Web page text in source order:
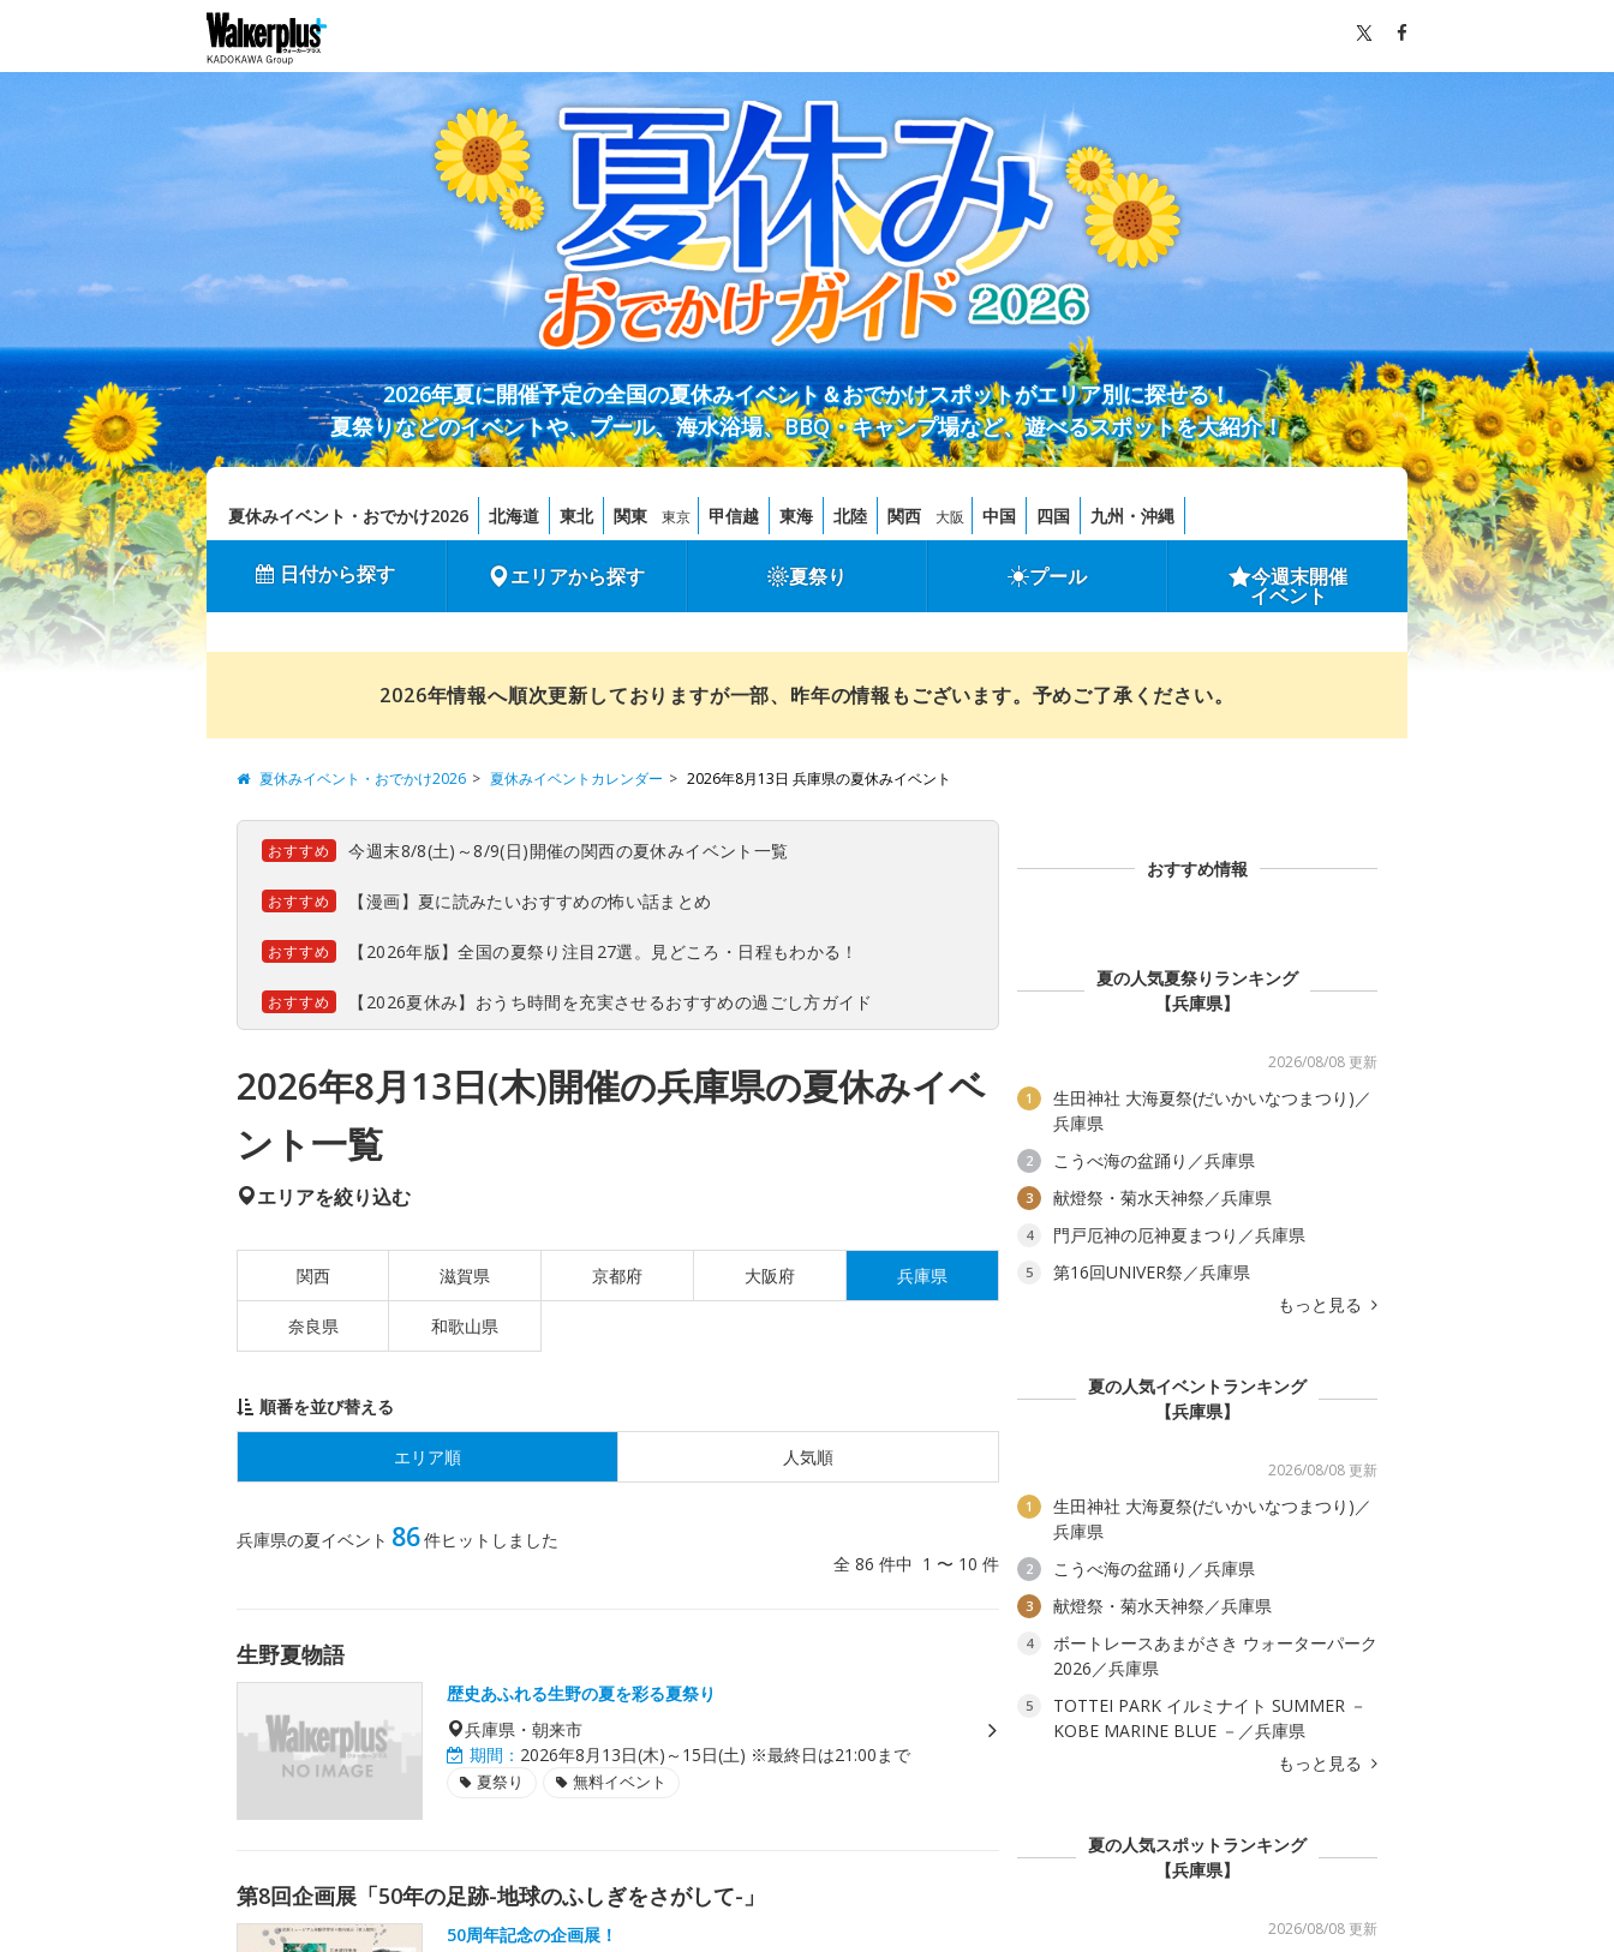
2026年夏に開催予定の全国の夏休みイベント＆おでかけスポットがエリア別に探せる！
夏祭りなどのイベントや、プール、海水浴場、BBQ・キャンプ場など、遊べるスポットを大紹介！
夏休みイベント・おでかけ2026 北海道 東北 関東 東京 甲信越 東海 北陸 関西 大阪 中国 四国 九州・沖縄
日付から探す エリアから探す 夏祭り プール 今週末開催
イベント
2026年情報へ順次更新しておりますが一部、昨年の情報もございます。予めご了承ください。
夏休みイベント・おでかけ2026 夏休みイベントカレンダー 2026年8月13日 兵庫県の夏休みイベント
おすすめ 今週末8/8(土)～8/9(日)開催の関西の夏休みイベント一覧
おすすめ 【漫画】夏に読みたいおすすめの怖い話まとめ
おすすめ 【2026年版】全国の夏祭り注目27選。見どころ・日程もわかる！
おすすめ 【2026夏休み】おうち時間を充実させるおすすめの過ごし方ガイド
2026年8月13日(木)開催の兵庫県の夏休みイベ
ント一覧
エリアを絞り込む
関西 滋賀県 京都府 大阪府 兵庫県
奈良県 和歌山県
順番を並び替える
エリア順 人気順
兵庫県の夏イベント 86件ヒットしました
全 86 件中 1 〜 10 件
生野夏物語
歴史あふれる生野の夏を彩る夏祭り
兵庫県・朝来市
期間： 2026年8月13日(木)～15日(土) ※最終日は21:00まで
夏祭り 無料イベント
第8回企画展「50年の足跡-地球のふしぎをさがして-」
50周年記念の企画展！
おすすめ情報
夏の人気夏祭りランキング
【兵庫県】
2026/08/08 更新
1
生田神社 大海夏祭(だいかいなつまつり)／
兵庫県
2 こうべ海の盆踊り／兵庫県
3 献燈祭・菊水天神祭／兵庫県
4 門戸厄神の厄神夏まつり／兵庫県
5
第16回UNIVER祭／兵庫県
もっと見る
夏の人気イベントランキング
【兵庫県】
2026/08/08 更新
1
生田神社 大海夏祭(だいかいなつまつり)／
兵庫県
2 こうべ海の盆踊り／兵庫県
3 献燈祭・菊水天神祭／兵庫県
4
ボートレースあまがさき ウォーターパーク
2026／兵庫県
5
TOTTEI PARK イルミナイト SUMMER －
KOBE MARINE BLUE －／兵庫県
もっと見る
夏の人気スポットランキング
【兵庫県】
2026/08/08 更新